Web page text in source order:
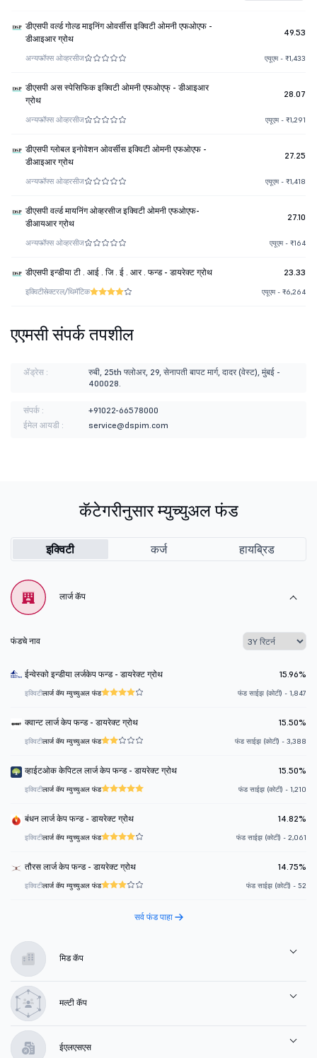
डीएसपी वर्ल्ड गोल्ड माइनिंग ओवर्सीस इक्विटी ओमनी एफओएफ -
डीआइआर ग्रोथ
49.53
अन्यफॉफ्स ओव्हरसीज एयूएम - ₹1,433
डीएसपी अस स्पेसिफिक इक्विटी ओमनी एफओएफ् - डीआइआर
ग्रोथ
28.07
अन्यफॉफ्स ओव्हरसीज एयूएम - ₹1,291
डीएसपी ग्लोबल इनोवेशन ओवर्सीस इक्विटी ओमनी एफओएफ -
डीआइआर ग्रोथ
27.25
अन्यफॉफ्स ओव्हरसीज एयूएम - ₹1,418
डीएसपी वर्ल्ड मायनिंग ओव्हरसीज इक्विटी ओमनी एफओएफ-
डीआयआर ग्रोथ
27.10
अन्यफॉफ्स ओव्हरसीज एयूएम - ₹164
डीएसपी इन्डीया टी . आई . जि . ई . आर . फन्ड - डायरेक्ट ग्रोथ 23.33
इक्विटीसेक्टरल/थिमॅटिक एयूएम - ₹6,264
एएमसी संपर्क तपशील
ॲड्रेस :
रुबी, 25th फ्लोअर, 29, सेनापती बापट मार्ग, दादर (वेस्ट), मुंबई -
400028.
संपर्क :
+91022-66578000
ईमेल आयडी :
service@dspim.com
कॅटेगरीनुसार म्युच्युअल फंड
इक्विटी कर्ज हायब्रिड
लार्ज कॅप
फंडचे नाव
ईन्वेस्को इन्डीया लर्जकेप फन्ड - डायरेक्ट ग्रोथ 15.96%
इक्विटीलार्ज कॅप म्युच्युअल फंड फंड साईझ (कोटी) - 1,847
क्वान्ट लार्ज केप फन्ड - डायरेक्ट ग्रोथ 15.50%
इक्विटीलार्ज कॅप म्युच्युअल फंड फंड साईझ (कोटी) - 3,388
व्हाईटओक केपिटल लार्ज केप फन्ड - डायरेक्ट ग्रोथ 15.50%
इक्विटीलार्ज कॅप म्युच्युअल फंड फंड साईझ (कोटी) - 1,210
बंधन लार्ज केप फन्ड - डायरेक्ट ग्रोथ 14.82%
इक्विटीलार्ज कॅप म्युच्युअल फंड फंड साईझ (कोटी) - 2,061
तौरस लार्ज केप फन्ड - डायरेक्ट ग्रोथ 14.75%
इक्विटीलार्ज कॅप म्युच्युअल फंड फंड साईझ (कोटी) - 52
सर्व फंड पाहा
मिड कॅप
मल्टी कॅप
ईएलएसएस